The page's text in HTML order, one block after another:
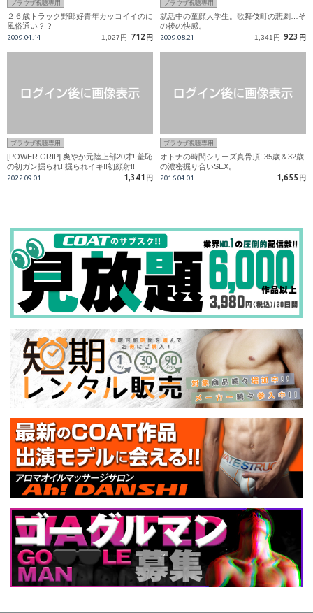
ブラウザ視聴専用
２６歳トラック野郎好青年カッコイイのに
風俗通い？？
2009.04.14 1,027円 712 円
ブラウザ視聴専用
就活中の童顔大学生。歌舞伎町の悲劇…そ
の後の快感。
2009.08.21 1,341円 923 円
ブラウザ視聴専用
[POWER GRIP] 爽やか元陸上部20才! 羞恥
の初ガン掘られ!!掘られイキ!!初顔射!!
2022.09.01 1,341 円
ブラウザ視聴専用
オトナの時間シリーズ真骨頂! 35歳＆32歳
の濃密掘り合いSEX。
2016.04.01 1,655 円